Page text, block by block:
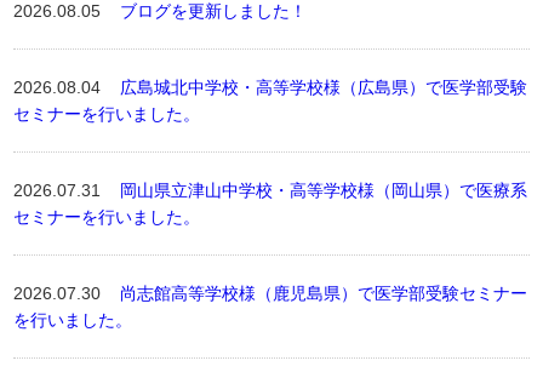
2026.08.05 ブログを更新しました！
2026.08.04 広島城北中学校・高等学校様（広島県）で医学部受験
セミナーを行いました。
2026.07.31 岡山県立津山中学校・高等学校様（岡山県）で医療系
セミナーを行いました。
2026.07.30 尚志館高等学校様（鹿児島県）で医学部受験セミナー
を行いました。